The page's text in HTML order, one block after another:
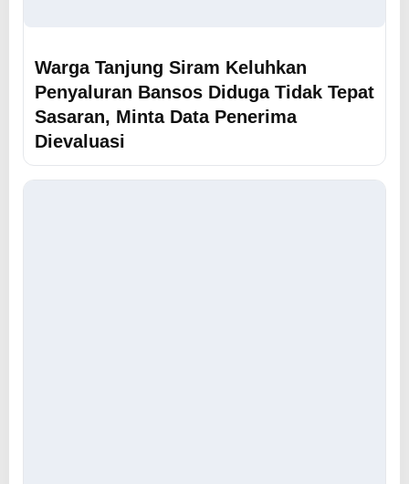
Warga Tanjung Siram Keluhkan
Penyaluran Bansos Diduga Tidak Tepat
Sasaran, Minta Data Penerima
Dievaluasi